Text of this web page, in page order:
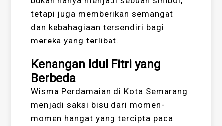
tetapi juga memberikan semangat
dan kebahagiaan tersendiri bagi
mereka yang terlibat.
Kenangan Idul Fitri yang
Berbeda
Wisma Perdamaian di Kota Semarang
menjadi saksi bisu dari momen-
momen hangat yang tercipta pada